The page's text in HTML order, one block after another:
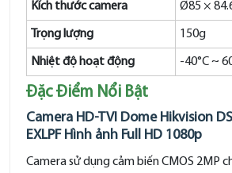
Kích thước camera Ø85 ×
Trọng lượng 150g
Nhiệt độ hoạt động -40°C ~
Đặc Điểm Nổi Bật
Camera HD-TVI Dome Hikvision
EXLPF Hình ảnh Full HD 1080p
Camera sử dụng cảm biến CMOS 2MP